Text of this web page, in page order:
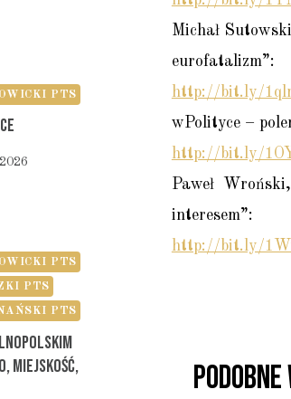
Michał
eurofatalizm”:
http://bit.ly/
wPolityce –
http://bit.ly/
Paweł
interesem”:
http://bit.ly/
PTS
PTS
PTS
PTS
Miejskość,